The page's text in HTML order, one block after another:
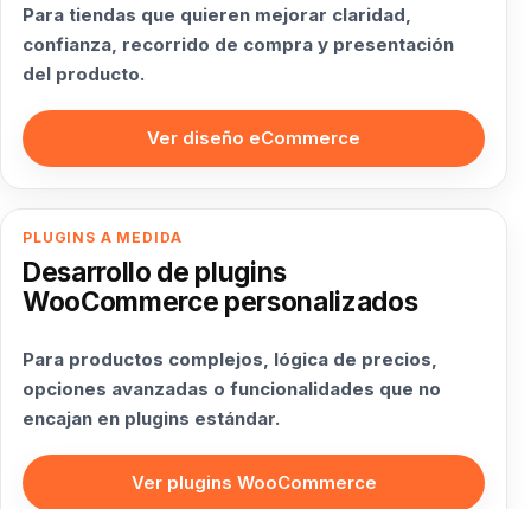
Para tiendas que quieren mejorar claridad,
confianza, recorrido de compra y presentación
del producto.
Ver diseño eCommerce
PLUGINS A MEDIDA
Desarrollo de plugins
WooCommerce personalizados
Para productos complejos, lógica de precios,
opciones avanzadas o funcionalidades que no
encajan en plugins estándar.
Ver plugins WooCommerce